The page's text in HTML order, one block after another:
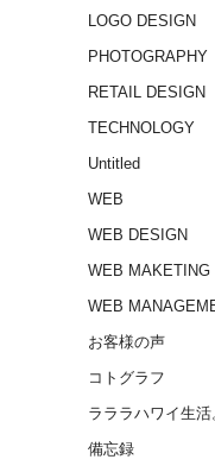
LOGO DESIGN
PHOTOGRAPHY
RETAIL DESIGN
TECHNOLOGY
Untitled
WEB
WEB DESIGN
WEB MAKETING
WEB
お客様の声
コトグラフ
ラララハワイ生活
備忘録